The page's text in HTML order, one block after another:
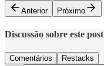
Anterior
Próximo
Discussão sobre este post
Comentários Restacks